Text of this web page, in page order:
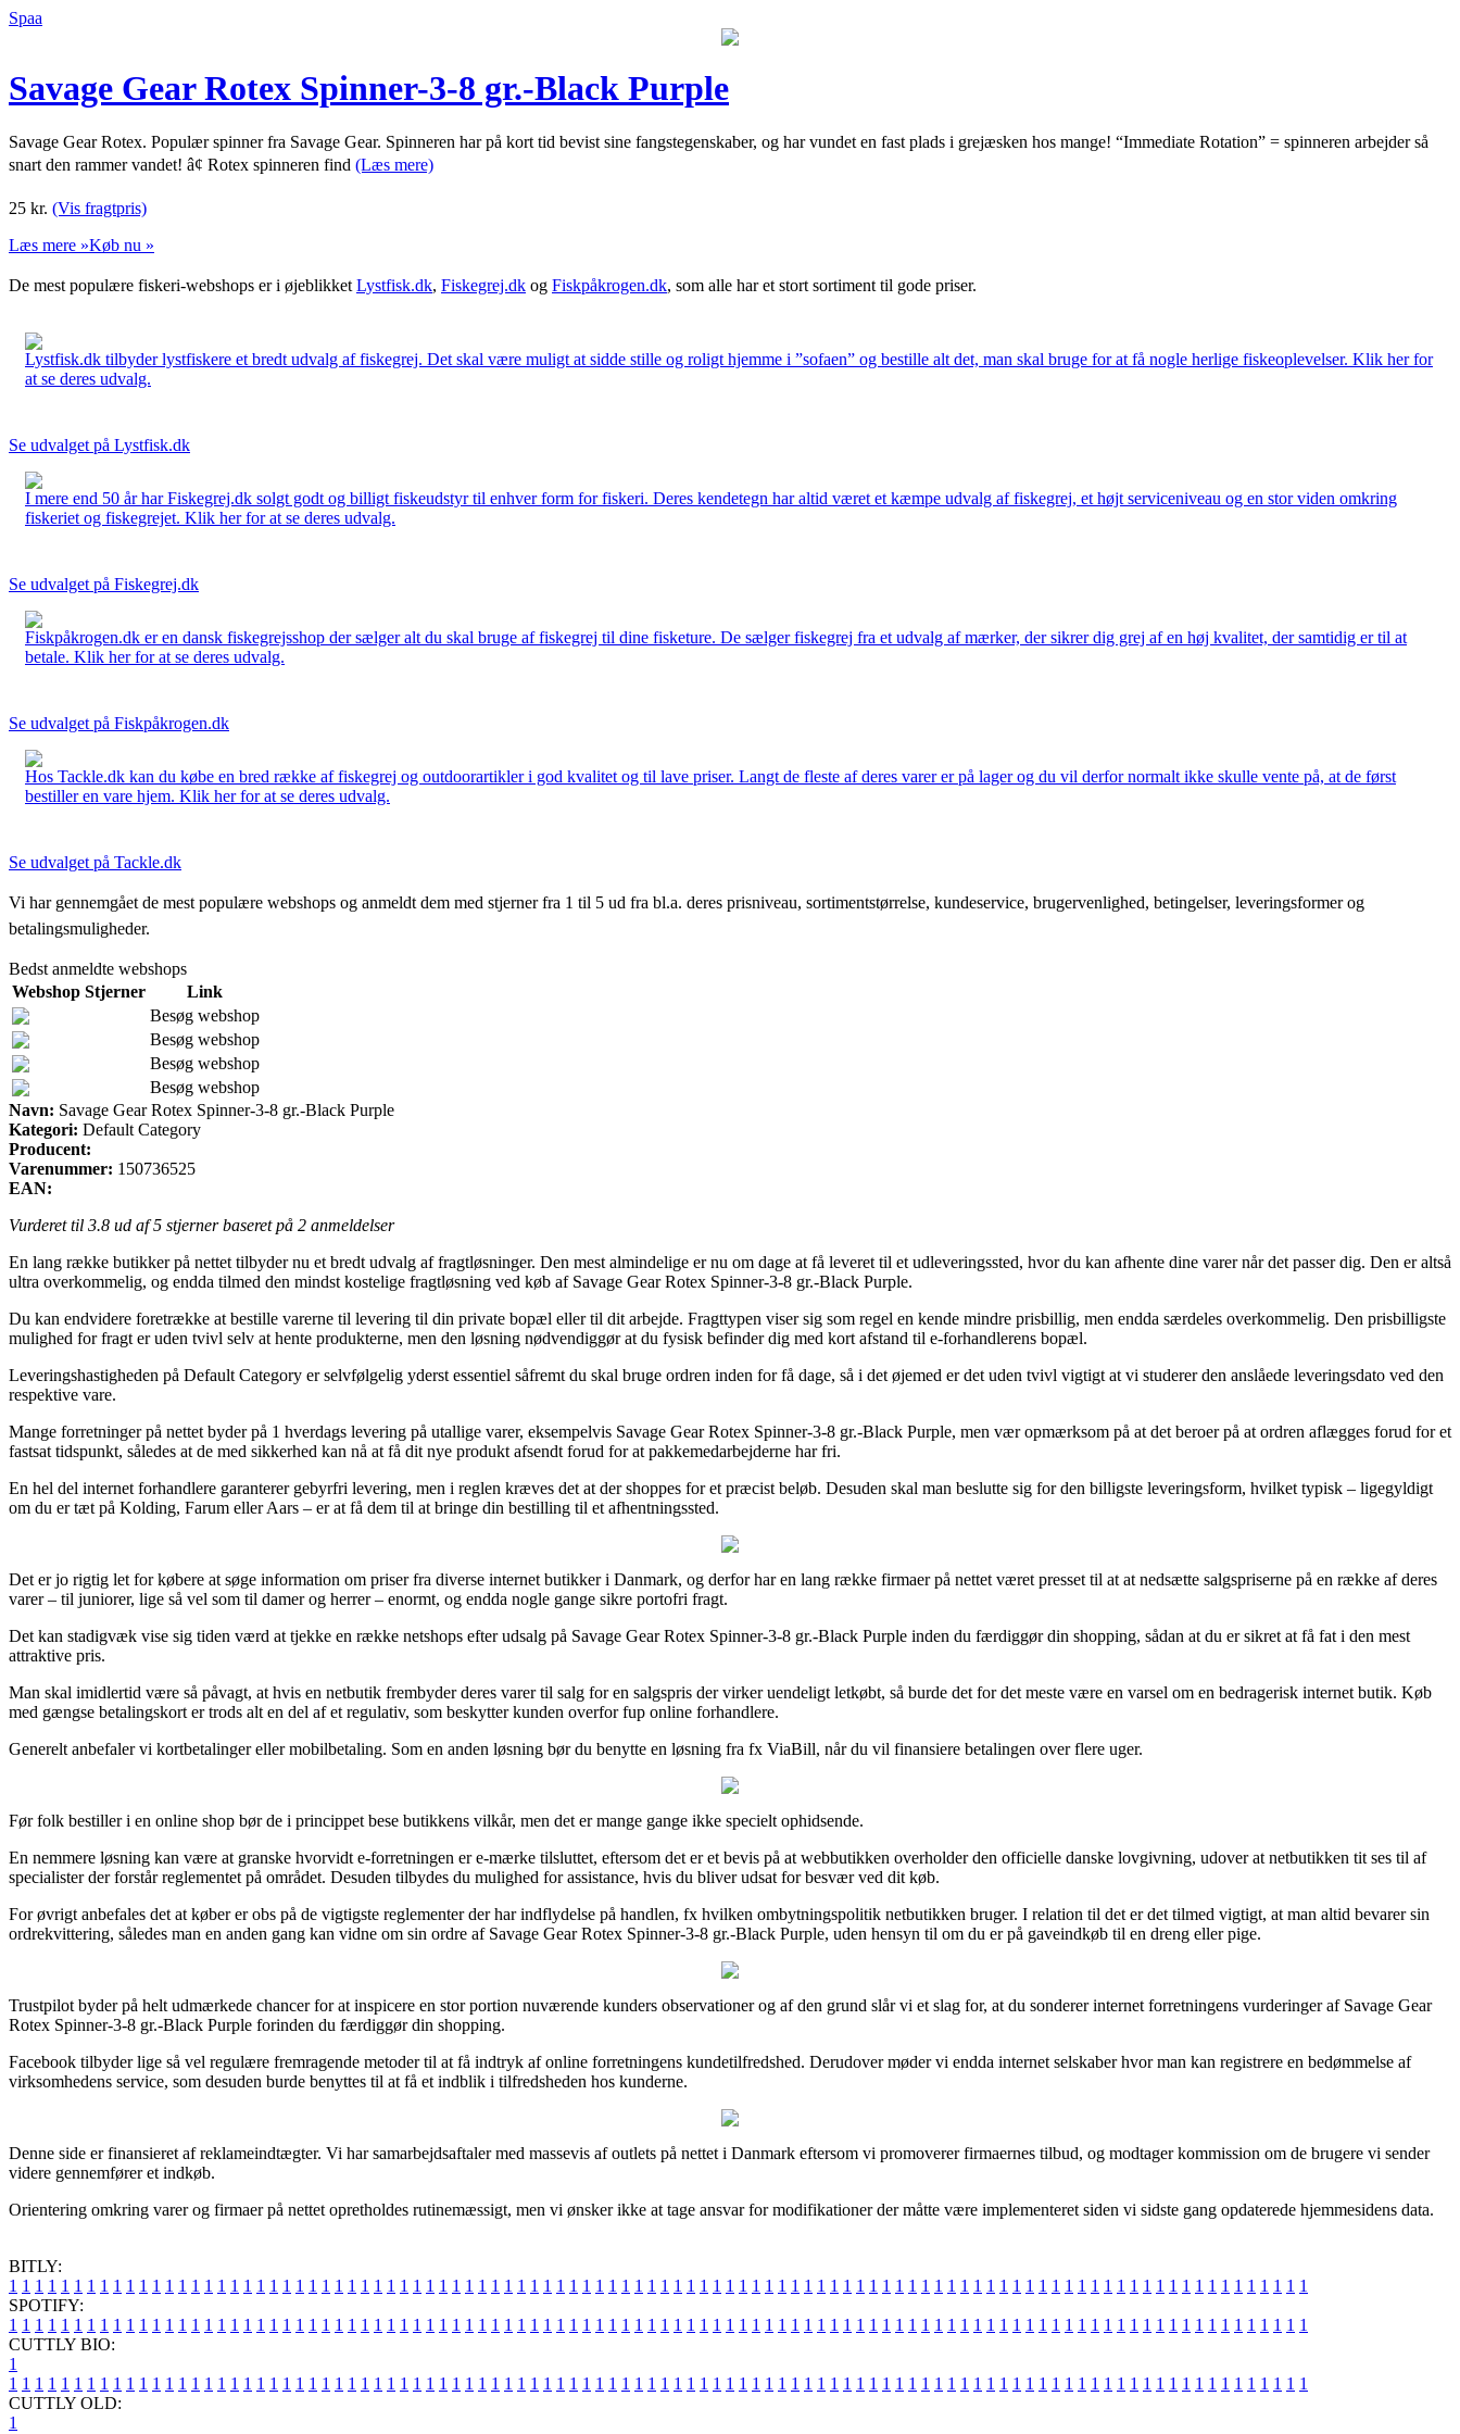
Spaa
Savage Gear Rotex Spinner-3-8 gr.-Black Purple
Savage Gear Rotex. Populær spinner fra Savage Gear. Spinneren har på kort tid bevist sine fangstegenskaber, og har vundet en fast plads i grejæsken hos mange! “Immediate Rotation” = spinneren arbejder så
snart den rammer vandet! â¢ Rotex spinneren find (Læs mere)
25 kr. (Vis fragtpris)
Læs mere »Køb nu »
De mest populære fiskeri-webshops er i øjeblikket Lystfisk.dk, Fiskegrej.dk og Fiskpåkrogen.dk, som alle har et stort sortiment til gode priser.
Lystfisk.dk tilbyder lystfiskere et bredt udvalg af fiskegrej. Det skal være muligt at sidde stille og roligt hjemme i ”sofaen” og bestille alt det, man skal bruge for at få nogle herlige fiskeoplevelser. Klik her for
at se deres udvalg.
Se udvalget på Lystfisk.dk
I mere end 50 år har Fiskegrej.dk solgt godt og billigt fiskeudstyr til enhver form for fiskeri. Deres kendetegn har altid været et kæmpe udvalg af fiskegrej, et højt serviceniveau og en stor viden omkring
fiskeriet og fiskegrejet. Klik her for at se deres udvalg.
Se udvalget på Fiskegrej.dk
Fiskpåkrogen.dk er en dansk fiskegrejsshop der sælger alt du skal bruge af fiskegrej til dine fisketure. De sælger fiskegrej fra et udvalg af mærker, der sikrer dig grej af en høj kvalitet, der samtidig er til at
betale. Klik her for at se deres udvalg.
Se udvalget på Fiskpåkrogen.dk
Hos Tackle.dk kan du købe en bred række af fiskegrej og outdoorartikler i god kvalitet og til lave priser. Langt de fleste af deres varer er på lager og du vil derfor normalt ikke skulle vente på, at de først
bestiller en vare hjem. Klik her for at se deres udvalg.
Se udvalget på Tackle.dk
Vi har gennemgået de mest populære webshops og anmeldt dem med stjerner fra 1 til 5 ud fra bl.a. deres prisniveau, sortimentstørrelse, kundeservice, brugervenlighed, betingelser, leveringsformer og
betalingsmuligheder.
Bedst anmeldte webshops
Webshop Stjerner
Link
Besøg webshop
Besøg webshop
Besøg webshop
Besøg webshop
Navn: Savage Gear Rotex Spinner-3-8 gr.-Black Purple
Kategori: Default Category
Producent:
Varenummer: 150736525
EAN:
Vurderet til 3.8 ud af 5 stjerner baseret på 2 anmeldelser
En lang række butikker på nettet tilbyder nu et bredt udvalg af fragtløsninger. Den mest almindelige er nu om dage at få leveret til et udleveringssted, hvor du kan afhente dine varer når det passer dig. Den er altså
ultra overkommelig, og endda tilmed den mindst kostelige fragtløsning ved køb af Savage Gear Rotex Spinner-3-8 gr.-Black Purple.
Du kan endvidere foretrække at bestille varerne til levering til din private bopæl eller til dit arbejde. Fragttypen viser sig som regel en kende mindre prisbillig, men endda særdeles overkommelig. Den prisbilligste
mulighed for fragt er uden tvivl selv at hente produkterne, men den løsning nødvendiggør at du fysisk befinder dig med kort afstand til e-forhandlerens bopæl.
Leveringshastigheden på Default Category er selvfølgelig yderst essentiel såfremt du skal bruge ordren inden for få dage, så i det øjemed er det uden tvivl vigtigt at vi studerer den anslåede leveringsdato ved den
respektive vare.
Mange forretninger på nettet byder på 1 hverdags levering på utallige varer, eksempelvis Savage Gear Rotex Spinner-3-8 gr.-Black Purple, men vær opmærksom på at det beroer på at ordren aflægges forud for et
fastsat tidspunkt, således at de med sikkerhed kan nå at få dit nye produkt afsendt forud for at pakkemedarbejderne har fri.
En hel del internet forhandlere garanterer gebyrfri levering, men i reglen kræves det at der shoppes for et præcist beløb. Desuden skal man beslutte sig for den billigste leveringsform, hvilket typisk – ligegyldigt
om du er tæt på Kolding, Farum eller Aars – er at få dem til at bringe din bestilling til et afhentningssted.
Det er jo rigtig let for købere at søge information om priser fra diverse internet butikker i Danmark, og derfor har en lang række firmaer på nettet været presset til at at nedsætte salgspriserne på en række af deres
varer – til juniorer, lige så vel som til damer og herrer – enormt, og endda nogle gange sikre portofri fragt.
Det kan stadigvæk vise sig tiden værd at tjekke en række netshops efter udsalg på Savage Gear Rotex Spinner-3-8 gr.-Black Purple inden du færdiggør din shopping, sådan at du er sikret at få fat i den mest
attraktive pris.
Man skal imidlertid være så påvagt, at hvis en netbutik frembyder deres varer til salg for en salgspris der virker uendeligt letkøbt, så burde det for det meste være en varsel om en bedragerisk internet butik. Køb
med gængse betalingskort er trods alt en del af et regulativ, som beskytter kunden overfor fup online forhandlere.
Generelt anbefaler vi kortbetalinger eller mobilbetaling. Som en anden løsning bør du benytte en løsning fra fx ViaBill, når du vil finansiere betalingen over flere uger.
Før folk bestiller i en online shop bør de i princippet bese butikkens vilkår, men det er mange gange ikke specielt ophidsende.
En nemmere løsning kan være at granske hvorvidt e-forretningen er e-mærke tilsluttet, eftersom det er et bevis på at webbutikken overholder den officielle danske lovgivning, udover at netbutikken tit ses til af
specialister der forstår reglementet på området. Desuden tilbydes du mulighed for assistance, hvis du bliver udsat for besvær ved dit køb.
For øvrigt anbefales det at køber er obs på de vigtigste reglementer der har indflydelse på handlen, fx hvilken ombytningspolitik netbutikken bruger. I relation til det er det tilmed vigtigt, at man altid bevarer sin
ordrekvittering, således man en anden gang kan vidne om sin ordre af Savage Gear Rotex Spinner-3-8 gr.-Black Purple, uden hensyn til om du er på gaveindkøb til en dreng eller pige.
Trustpilot byder på helt udmærkede chancer for at inspicere en stor portion nuværende kunders observationer og af den grund slår vi et slag for, at du sonderer internet forretningens vurderinger af Savage Gear
Rotex Spinner-3-8 gr.-Black Purple forinden du færdiggør din shopping.
Facebook tilbyder lige så vel regulære fremragende metoder til at få indtryk af online forretningens kundetilfredshed. Derudover møder vi endda internet selskaber hvor man kan registrere en bedømmelse af
virksomhedens service, som desuden burde benyttes til at få et indblik i tilfredsheden hos kunderne.
Denne side er finansieret af reklameindtægter. Vi har samarbejdsaftaler med massevis af outlets på nettet i Danmark eftersom vi promoverer firmaernes tilbud, og modtager kommission om de brugere vi sender
videre gennemfører et indkøb.
Orientering omkring varer og firmaer på nettet opretholdes rutinemæssigt, men vi ønsker ikke at tage ansvar for modifikationer der måtte være implementeret siden vi sidste gang opdaterede hjemmesidens data.
BITLY:
1 1 1 1 1 1 1 1 1 1 1 1 1 1 1 1 1 1 1 1 1 1 1 1 1 1 1 1 1 1 1 1 1 1 1 1 1 1 1 1 1 1 1 1 1 1 1 1 1 1 1 1 1 1 1 1 1 1 1 1 1 1 1 1 1 1 1 1 1 1 1 1 1 1 1 1 1 1 1 1 1 1 1 1 1 1 1 1 1 1 1 1 1 1 1 1 1 1 1 1
SPOTIFY:
1 1 1 1 1 1 1 1 1 1 1 1 1 1 1 1 1 1 1 1 1 1 1 1 1 1 1 1 1 1 1 1 1 1 1 1 1 1 1 1 1 1 1 1 1 1 1 1 1 1 1 1 1 1 1 1 1 1 1 1 1 1 1 1 1 1 1 1 1 1 1 1 1 1 1 1 1 1 1 1 1 1 1 1 1 1 1 1 1 1 1 1 1 1 1 1 1 1 1 1
CUTTLY BIO:
1
1 1 1 1 1 1 1 1 1 1 1 1 1 1 1 1 1 1 1 1 1 1 1 1 1 1 1 1 1 1 1 1 1 1 1 1 1 1 1 1 1 1 1 1 1 1 1 1 1 1 1 1 1 1 1 1 1 1 1 1 1 1 1 1 1 1 1 1 1 1 1 1 1 1 1 1 1 1 1 1 1 1 1 1 1 1 1 1 1 1 1 1 1 1 1 1 1 1 1 1
CUTTLY OLD:
1